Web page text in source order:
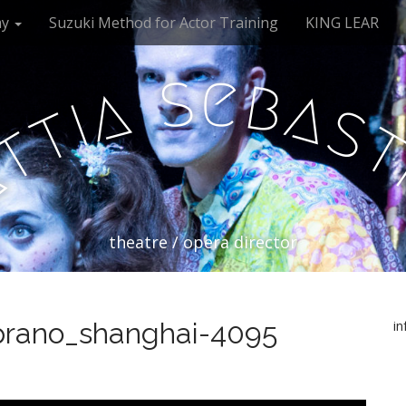
Suzuki Method for Actor Training KING LEAR
t
ia sebas
theatre / opera director
4095